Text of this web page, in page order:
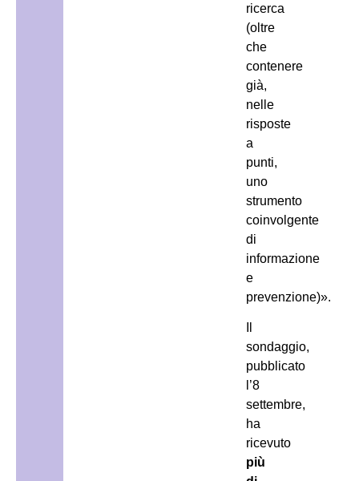
ricerca
(oltre
che
contenere
già,
nelle
risposte
a
punti,
uno
strumento
coinvolgente
di
informazione
e
prevenzione)».
sondaggio,
pubblicato
l’8
settembre,
ha
ricevuto
più